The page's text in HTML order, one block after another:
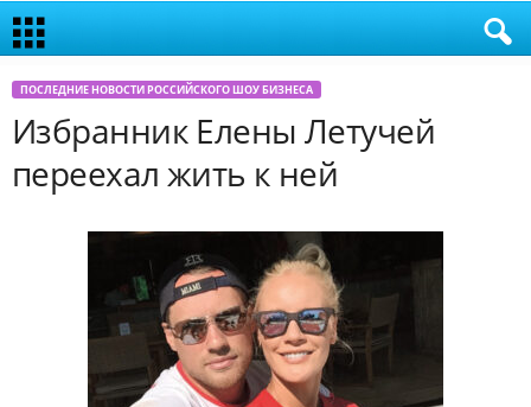
ПОСЛЕДНИЕ НОВОСТИ РОССИЙСКОГО ШОУ БИЗНЕСА
Избранник Елены Летучей
переехал жить к ней